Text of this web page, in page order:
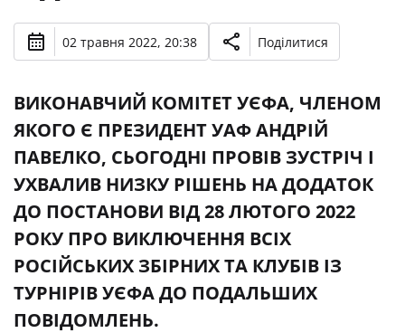
02 травня 2022, 20:38 Поділитися
ВИКОНАВЧИЙ КОМІТЕТ УЄФА, ЧЛЕНОМ
ЯКОГО Є ПРЕЗИДЕНТ УАФ АНДРІЙ
ПАВЕЛКО, СЬОГОДНІ ПРОВІВ ЗУСТРІЧ І
УХВАЛИВ НИЗКУ РІШЕНЬ НА ДОДАТОК
ДО ПОСТАНОВИ ВІД 28 ЛЮТОГО 2022
РОКУ ПРО ВИКЛЮЧЕННЯ ВСІХ
РОСІЙСЬКИХ ЗБІРНИХ ТА КЛУБІВ ІЗ
ТУРНІРІВ УЄФА ДО ПОДАЛЬШИХ
ПОВІДОМЛЕНЬ.